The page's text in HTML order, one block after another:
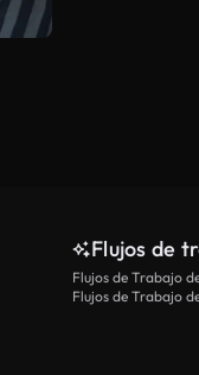
Flujos de
Flujos de Trabajo
Flujos de Trabajo